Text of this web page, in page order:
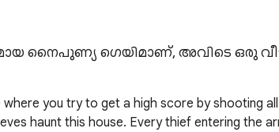
നൈപുണ്യ ഗെയിമാണ്, അവിടെ ഒരു
where you try to get a high score by shooting
haunt this house. Every thief entering the